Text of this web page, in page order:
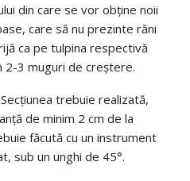
din care se vor obține noii
care să nu prezinte răni
ca pe tulpina respectivă
3 muguri de creștere.
trebuie realizată,
de minim 2 cm de la
făcută cu un instrument
sub un unghi de 45°.